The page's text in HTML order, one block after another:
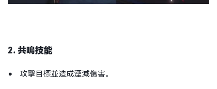
2. 共鳴技能
攻擊目標並造成湮滅傷害。